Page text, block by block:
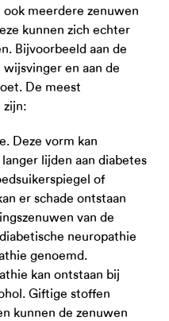
meerdere zenuwen
kunnen zich echter
Bijvoorbeeld aan de
en aan de
De meest
zijn:
Deze vorm kan
lijden aan diabetes
of
er schade ontstaan
van de
neuropathie
genoemd.
kan ontstaan bij
Giftige stoffen
kunnen de zenuwen